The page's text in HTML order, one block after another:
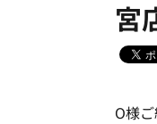
宮
O様